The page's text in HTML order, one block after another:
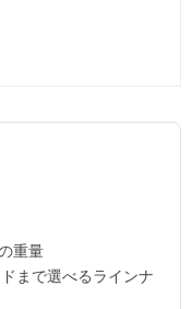
重量
まで選べるラインナ